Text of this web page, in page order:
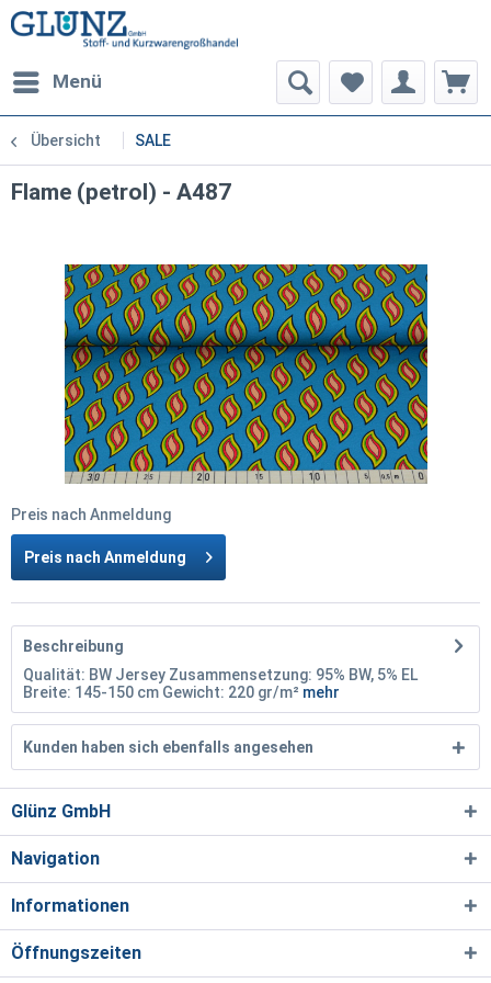
Menü
Übersicht SALE
Flame (petrol) - A487
Preis nach Anmeldung
Preis nach Anmeldung
Beschreibung
Qualität: BW Jersey Zusammensetzung: 95% BW, 5% EL
Breite: 145-150 cm Gewicht: 220 gr/m² mehr
Kunden haben sich ebenfalls angesehen
Glünz GmbH
Navigation
Informationen
Öffnungszeiten